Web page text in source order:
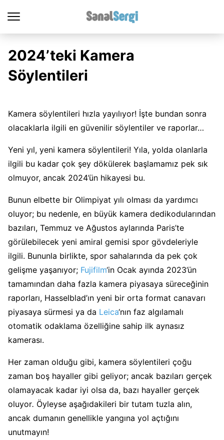
2024’teki Kamera
Söylentileri
Kamera söylentileri hızla yayılıyor! İşte bundan sonra
olacaklarla ilgili en güvenilir söylentiler ve raporlar…
Yeni yıl, yeni kamera söylentileri! Yıla, yolda olanlarla
ilgili bu kadar çok şey dökülerek başlamamız pek sık
olmuyor, ancak 2024’ün hikayesi bu.
Bunun elbette bir Olimpiyat yılı olması da yardımcı
oluyor; bu nedenle, en büyük kamera dedikodularından
bazıları, Temmuz ve Ağustos aylarında Paris’te
görülebilecek yeni amiral gemisi spor gövdeleriyle
ilgili. Bununla birlikte, spor sahalarında da pek çok
gelişme yaşanıyor; Fujifilm‘in Ocak ayında 2023’ün
tamamından daha fazla kamera piyasaya süreceğinin
raporları, Hasselblad’ın yeni bir orta format canavarı
piyasaya sürmesi ya da Leica‘nın faz algılamalı
otomatik odaklama özelliğine sahip ilk aynasız
kamerası.
Her zaman olduğu gibi, kamera söylentileri çoğu
zaman boş hayaller gibi geliyor; ancak bazıları gerçek
olamayacak kadar iyi olsa da, bazı hayaller gerçek
oluyor. Öyleyse aşağıdakileri bir tutam tuzla alın,
ancak dumanın genellikle yangına yol açtığını
unutmayın!